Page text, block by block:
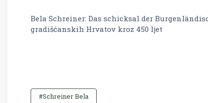
Bela Schreiner: Das schicksal der
gradišćanskih Hrvatov kroz 450 ljet
#Schreiner Bela